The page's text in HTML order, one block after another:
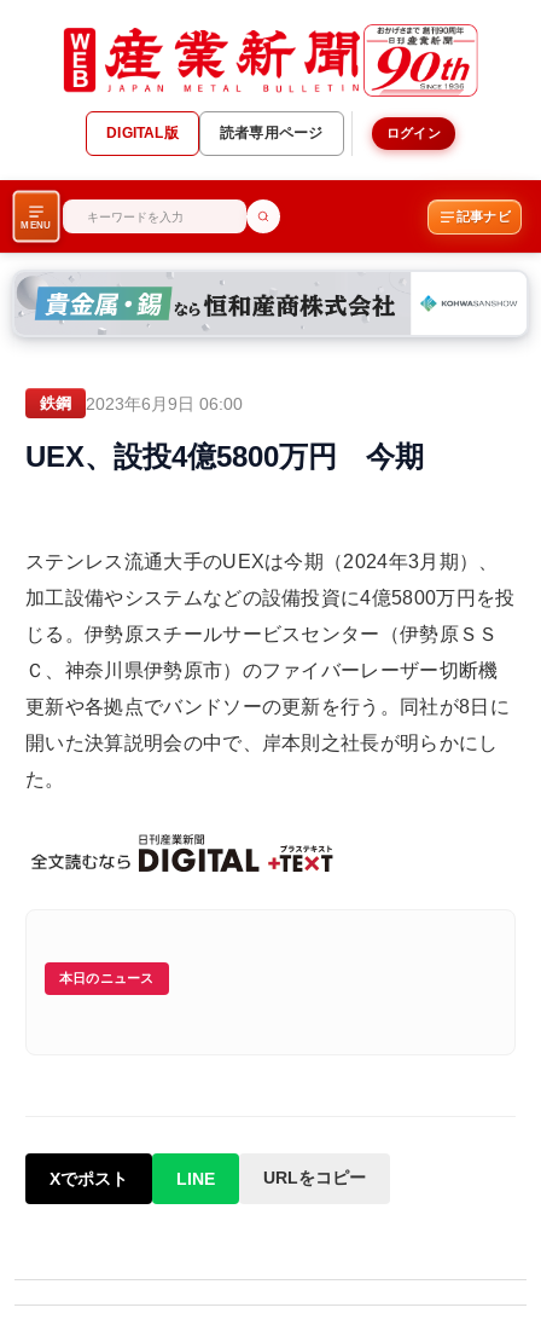
DIGITAL版 読者専用ページ ログイン
MENU
記事ナビ
鉄鋼 2023年6月9日 06:00
UEX、設投4億5800万円 今期
ステンレス流通大手のUEXは今期（2024年3月期）、
加工設備やシステムなどの設備投資に4億5800万円を投
じる。伊勢原スチールサービスセンター（伊勢原ＳＳ
Ｃ、神奈川県伊勢原市）のファイバーレーザー切断機
更新や各拠点でバンドソーの更新を行う。同社が8日に
開いた決算説明会の中で、岸本則之社長が明らかにし
た。
本日のニュース
Xでポスト LINE URLをコピー